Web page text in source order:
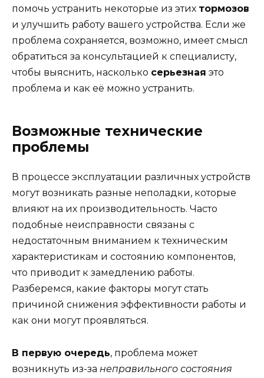
помочь устранить некоторые из этих тормозов
и улучшить работу вашего устройства. Если же
проблема сохраняется, возможно, имеет смысл
обратиться за консультацией к специалисту,
чтобы выяснить, насколько серьезная это
проблема и как её можно устранить.
Возможные технические
проблемы
В процессе эксплуатации различных устройств
могут возникать разные неполадки, которые
влияют на их производительность. Часто
подобные неисправности связаны с
недостаточным вниманием к техническим
характеристикам и состоянию компонентов,
что приводит к замедлению работы.
Разберемся, какие факторы могут стать
причиной снижения эффективности работы и
как они могут проявляться.
В первую очередь, проблема может
возникнуть из-за неправильного состояния